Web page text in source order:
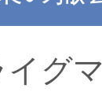
イグ